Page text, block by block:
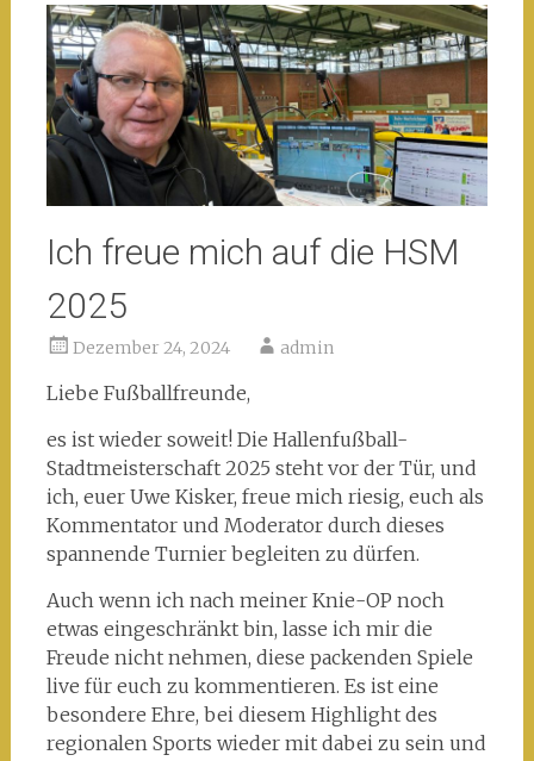
Ich freue mich auf die HSM
2025
Dezember 24, 2024 admin
Liebe Fußballfreunde,
es ist wieder soweit! Die Hallenfußball-
Stadtmeisterschaft 2025 steht vor der Tür, und
ich, euer Uwe Kisker, freue mich riesig, euch als
Kommentator und Moderator durch dieses
spannende Turnier begleiten zu dürfen.
Auch wenn ich nach meiner Knie-OP noch
etwas eingeschränkt bin, lasse ich mir die
Freude nicht nehmen, diese packenden Spiele
live für euch zu kommentieren. Es ist eine
besondere Ehre, bei diesem Highlight des
regionalen Sports wieder mit dabei zu sein und